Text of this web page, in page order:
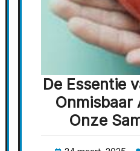
De Essentie
Onmisbaar
Onze